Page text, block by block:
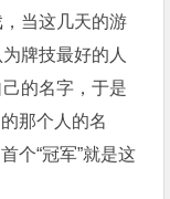
当这几天的游
牌技最好的人
的名字，于是
那个人的名
个“冠军”就是这